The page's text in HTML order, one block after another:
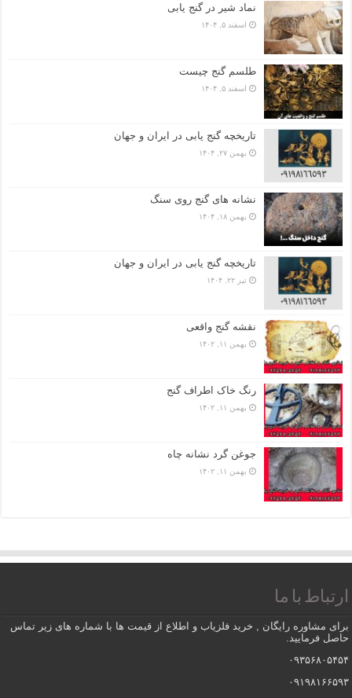
نماد شیر در گنج یابی
اسفند ۵, ۱۴۰۴
طلسم گنج چیست
اسفند ۵, ۱۴۰۴
تاریخچه گنج‌ یابی در ایران و جهان
بهمن ۲۷, ۱۴۰۴
نشانه های گنج روی سنگ
بهمن ۱۸, ۱۴۰۴
تاریخچه گنج‌ یابی در ایران و جهان
تیر ۲۲, ۱۴۰۴
نقشه گنج واقعی
بهمن ۱۱, ۱۴۰۲
رنگ خاک اطراف گنج
بهمن ۱۱, ۱۴۰۲
جوغن گرد نشانه چاه
بهمن ۱۱, ۱۴۰۲
ارتباط با ما
برای مشاوره رایگان , خرید فلزیاب و اطلاع از قیمت ها با شماره های زیر تماس
حاصل فرمایید.
۰۹۳۵۶۸۰۵۴۵۴
۰۹۱۹۸۱۶۶۵۹۳